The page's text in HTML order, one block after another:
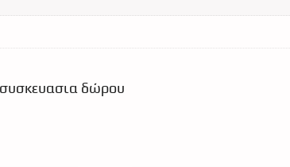
δώρου